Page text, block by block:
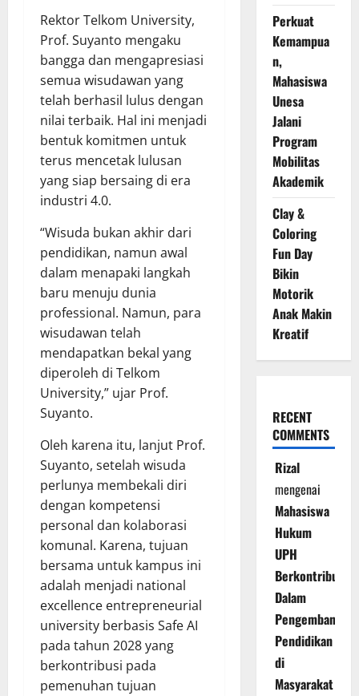
Rektor Telkom University,
Prof. Suyanto mengaku
bangga dan mengapresiasi
semua wisudawan yang
telah berhasil lulus dengan
nilai terbaik. Hal ini menjadi
bentuk komitmen untuk
terus mencetak lulusan
yang siap bersaing di era
industri 4.0.
“Wisuda bukan akhir dari
pendidikan, namun awal
dalam menapaki langkah
baru menuju dunia
professional. Namun, para
wisudawan telah
mendapatkan bekal yang
diperoleh di Telkom
University,” ujar Prof.
Suyanto.
Oleh karena itu, lanjut Prof.
Suyanto, setelah wisuda
perlunya membekali diri
dengan kompetensi
personal dan kolaborasi
komunal. Karena, tujuan
bersama untuk kampus ini
adalah menjadi national
excellence entrepreneurial
university berbasis Safe AI
pada tahun 2028 yang
berkontribusi pada
pemenuhan tujuan
Perkuat
Kemampua
n,
Mahasiswa
Unesa
Jalani
Program
Mobilitas
Akademik
Clay &
Coloring
Fun Day
Bikin
Motorik
Anak Makin
Kreatif
RECENT
COMMENTS
Rizal
mengenai
Mahasiswa
Hukum
UPH
Berkontribusi
Dalam
Pengembangan
Pendidikan
di
Masyarakat